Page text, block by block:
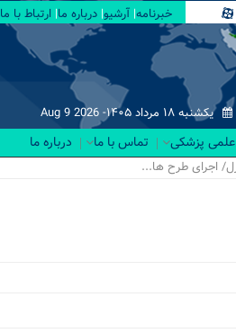
خبرنامه آرشیو درباره ما ارتباط با ما
یکشنبه ۱۸ مرداد ۱۴۰۵- Aug 9 2026
علمی پزشکی تماس با ما درباره ما